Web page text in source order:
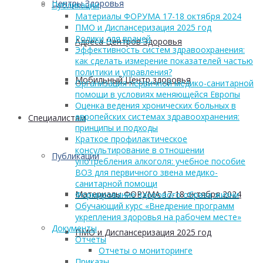
Центры Здоровья
Адреса Центров Здоровья
Мобильный Центр здоровья
Cпециалистам
Публикации
Материалы ФОРУМА 17-18 октября 2024
ПМО и Диспансеризация 2025 год
Публикации
Материалы ФОРУМА 17-18 октября 2024
ПМО и Диспансеризация 2025 год
Ролики для врачей
Эффективность систем здравоохранения:
как сделать измерение показателей частью
политики и управления?
Организация первичной медико-санитарной
помощи в условиях меняющейся Европы
Оценка ведения хронических больных в
европейских системах здравоохранения:
принципы и подходы
Краткое профилактическое
консультирование в отношении
употребления алкоголя: учебное пособие
ВОЗ для первичного звена медико-
санитарной помощи
Формирование здорового образа жизни
Обучающий курс «Внедрение программ
укрепления здоровья на рабочем месте»
Документы
Отчеты
Отчеты о мониторинге